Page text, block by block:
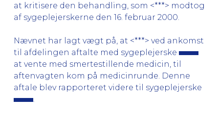
at kritisere den behandling, som <***> modtog
af sygeplejerskerne den 16. februar 2000.
Nævnet har lagt vægt på, at <***> ved ankomst
til afdelingen aftalte med sygeplejerske
at vente med smertestillende medicin, til
aftenvagten kom på medicinrunde. Denne
aftale blev rapporteret videre til sygeplejerske